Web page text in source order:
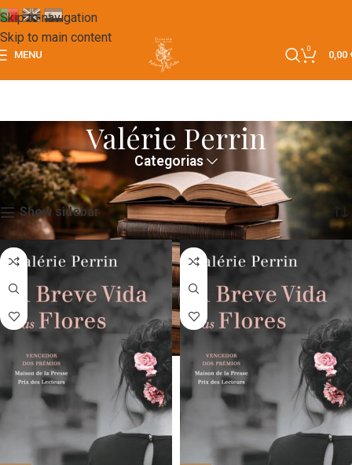
Skip to navigation
Skip to main content
MENU
0
0,00
Valérie Perrin
Categorias
Início Valérie Perrin A mostrar todos os 2 resultados
Show sidebar